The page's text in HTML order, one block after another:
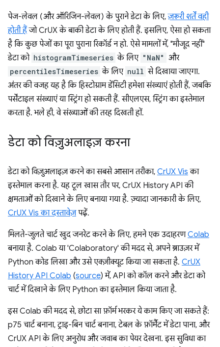
पेज-लेवल (और ऑरिजिन-लेवल) के पुराने डेटा के लिए,ज़रूरी शर्तें वही
होती हैंजो CrUX के बाकी डेटा के लिए होती हैं. इसलिए, ऐसा हो सकता
है कि कुछ पेजों का पूरा पुराना रिकॉर्ड न हो. ऐसे मामलों में, "मौजूद नहीं"
डेटा को histogramTimeseries के लिए "NaN" और
percentilesTimeseries के लिए null से दिखाया जाएगा.
अंतर की वजह यह है कि हिस्टोग्राम डेंसिटी हमेशा संख्याएं होती हैं, जबकि
पर्सेंटाइल संख्याएं या स्ट्रिंग हो सकती हैं. सीएलएस, स्ट्रिंग का इस्तेमाल
करता है. भले ही, वे संख्याओं की तरह दिखती हों.
डेटा को विज़ुअलाइज़ करना
डेटा को विज़ुअलाइज़ करने का सबसे आसान तरीका, CrUX Vis का
इस्तेमाल करना है. यह टूल खास तौर पर, CrUX History API की
क्षमताओं को दिखाने के लिए बनाया गया है. ज़्यादा जानकारी के लिए,
CrUX Vis का दस्तावेज़पढ़ें.
मिलते-जुलते चार्ट खुद जनरेट करने के लिए, हमने एक उदाहरणColab
बनाया है. Colab या 'Colaboratory' की मदद से, अपने ब्राउज़र में
Python कोड लिखा और उसे एक्ज़ीक्यूट किया जा सकता है. CrUX
History API Colab (source) में, API को कॉल करने और डेटा को
चार्ट में दिखाने के लिए Python का इस्तेमाल किया जाता है.
इस Colab की मदद से, छोटा सा फ़ॉर्म भरकर ये काम किए जा सकते हैं:
p75 चार्ट बनाना, ट्राइ-बिन चार्ट बनाना, टेबल के फ़ॉर्मैट में डेटा पाना, और
CrUX API के लिए अनुरोध और जवाब का पेयर देखना. इस सुविधा का